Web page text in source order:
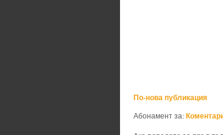
По-нова публикация
Абонамент за: